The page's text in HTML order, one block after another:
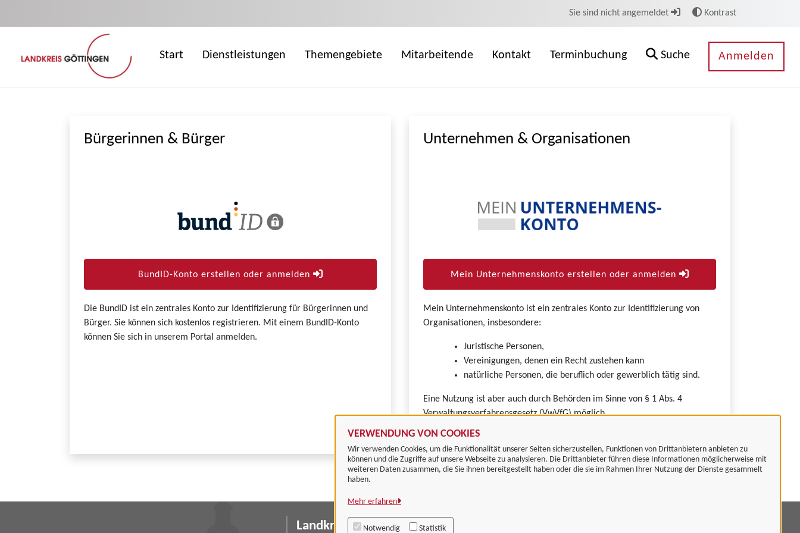
VERWENDUNG VON COOKIES
Wir verwenden Cookies, um die Funktionalität unserer Seiten sicherzustellen, Funktionen von Drittanbietern anbieten zu
können und die Zugriffe auf unsere Webseite zu analysieren. Die Drittanbieter führen diese Informationen möglicherweise mit
weiteren Daten zusammen, die Sie ihnen bereitgestellt haben oder die sie im Rahmen Ihrer Nutzung der Dienste gesammelt
haben.
Mehr erfahren
Notwendig Statistik
Sie sind nicht angemeldet Kontrast
Start Dienstleistungen Themengebiete Mitarbeitende Kontakt Terminbuchung Suche Anmelden
Bürgerinnen & Bürger
BundID-Konto erstellen oder anmelden
Die BundID ist ein zentrales Konto zur Identifizierung für Bürgerinnen und
Bürger. Sie können sich kostenlos registrieren. Mit einem BundID-Konto
können Sie sich in unserem Portal anmelden.
Unternehmen & Organisationen
Mein Unternehmenskonto erstellen oder anmelden
Mein Unternehmenskonto ist ein zentrales Konto zur Identifizierung von
Organisationen, insbesondere:
Juristische Personen,
Vereinigungen, denen ein Recht zustehen kann
natürliche Personen, die beruflich oder gewerblich tätig sind.
Eine Nutzung ist aber auch durch Behörden im Sinne von § 1 Abs. 4
Verwaltungsverfahrensgesetz (VwVfG) möglich.
Landkreis Göttingen